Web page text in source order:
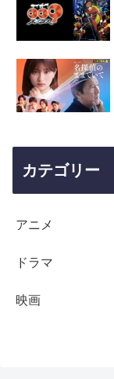
カテゴリー
アニメ
ドラマ
映画